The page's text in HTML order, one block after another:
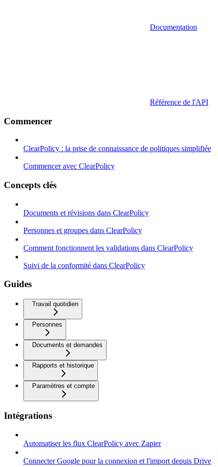
Documentation
Référence de l'API
Commencer
ClearPolicy : la prise de connaissance de politiques simplifiée
Commencer avec ClearPolicy
Concepts clés
Documents et révisions dans ClearPolicy
Personnes et groupes dans ClearPolicy
Comment fonctionnent les validations dans ClearPolicy
Suivi de la conformité dans ClearPolicy
Guides
Travail quotidien
Personnes
Documents et demandes
Rapports et historique
Paramètres et compte
Intégrations
Automatiser les flux ClearPolicy avec Zapier
Connecter Google pour la connexion et l'import depuis Drive